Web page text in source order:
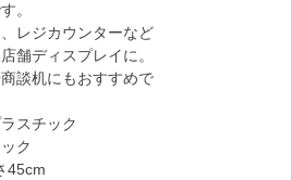
。
レジカウンターなど
舗ディスプレイに。
談机にもおすすめで
スチック
ク
45cm